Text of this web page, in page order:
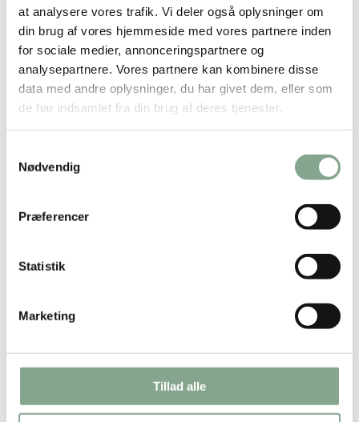
at analysere vores trafik. Vi deler også oplysninger om
din brug af vores hjemmeside med vores partnere inden
for sociale medier, annonceringspartnere og
analysepartnere. Vores partnere kan kombinere disse
data med andre oplysninger, du har givet dem, eller som
de har indsamlet fra din brug af deres tjenester.
Nødvendig
Præferencer
Statistik
Marketing
Tillad alle
601000 601335
Flad plastbehandlet
papirtallerken 18 cm á
200 stk.